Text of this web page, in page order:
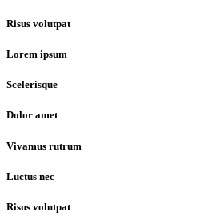
Risus volutpat
Lorem ipsum
Scelerisque
Dolor amet
Vivamus rutrum
Luctus nec
Risus volutpat